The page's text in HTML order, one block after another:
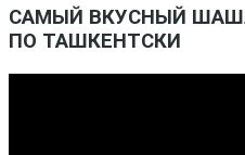
САМЫЙ ВКУСНЫЙ
ПО ТАШКЕНТСКИ